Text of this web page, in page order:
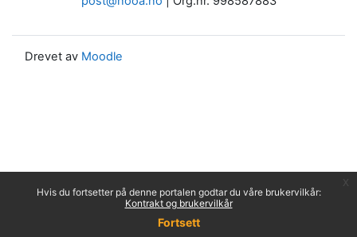
Hvis du fortsetter på denne portalen godtar du våre brukervilkår:
Kontrakt og brukervilkår
Fortsett
Drevet av Moodle